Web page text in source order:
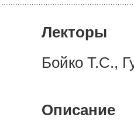
Лекторы
Бойко Т.С.,
Описание